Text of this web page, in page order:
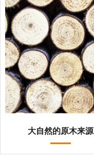
大自然的原木来源